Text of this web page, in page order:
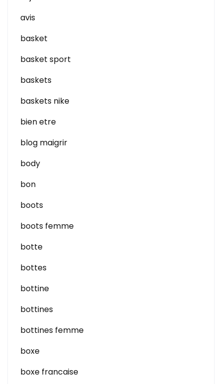
avis
basket
basket sport
baskets
baskets nike
bien etre
blog maigrir
body
bon
boots
boots femme
botte
bottes
bottine
bottines
bottines femme
boxe
boxe francaise